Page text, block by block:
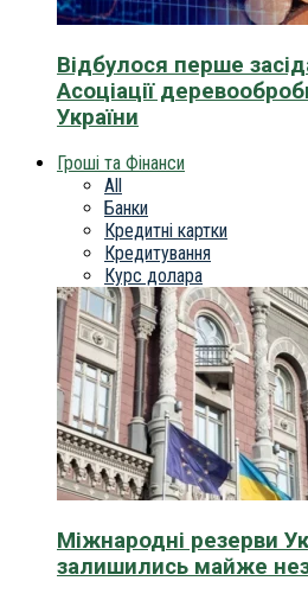
Відбулося перше
Асоціації
України
Гроші та Фінанси
All
Банки
Кредитні картки
Кредитування
Курс долара
Міжнародні резерви
залишились майже